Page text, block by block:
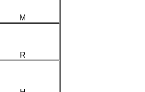
M
R